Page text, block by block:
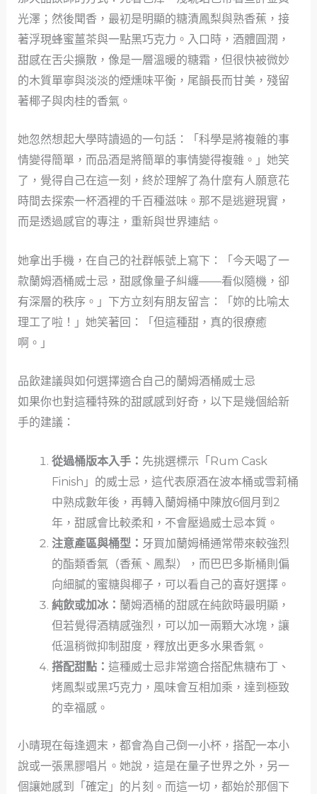
光澤；然後聞香，最初是明顯的糖漬鳳梨與熟香蕉，接
著浮現蜂蜜薑茶與一點黑巧克力。入口時，酒體圓潤，
甜感在舌尖擴散，像是一層溫暖的糖霜，但很快被微妙
的木質單寧與淡淡的煙燻味平衡，尾韻長而甘美，殘留
著椰子與肉桂的香氣。
她忽然想起大學時讀過的一句話：「科學是將複雜的事
情變得簡單，而品酒是將簡單的事情變得複雜。」她笑
了，覺得自己在這一刻，終於理解了為什麼有人願意花
時間去探索一杯酒裡的千百種滋味。那不是逃避現實，
而是透過感官的專注，重新與世界連結。
她拿出手機，在自己的社群帳號上寫下：「今天喝了一
款蘭姆酒桶威士忌，甜感像量子糾纏——看似隨機，卻
有深層的秩序。」下方立刻有朋友留言：「妳的比喻太
理工了啦！」她笑著回：「但這種甜，真的很療癒
啊。」
品飲建議與如何選擇適合自己的蘭姆酒桶威士忌
如果你也對這種特殊的甜感感到好奇，以下是幾個給新
手的建議：
從過桶版本入手： 先挑選標示「Rum Cask
Finish」的威士忌，這代表原酒在波本桶或雪莉桶
中熟成數年後，再轉入蘭姆桶中陳放6個月到2
年，甜感會比較柔和，不會壓過威士忌本質。
注意產區與桶型： 牙買加蘭姆桶通常帶來較強烈
的酯類香氣（香蕉、鳳梨），而巴巴多斯桶則偏
向細膩的蜜糖與椰子，可以看自己的喜好選擇。
純飲或加冰： 蘭姆酒桶的甜感在純飲時最明顯，
但若覺得酒精感強烈，可以加一兩顆大冰塊，讓
低溫稍微抑制甜度，釋放出更多水果香氣。
搭配甜點： 這種威士忌非常適合搭配焦糖布丁、
烤鳳梨或黑巧克力，風味會互相加乘，達到極致
的幸福感。
小晴現在每逢週末，都會為自己倒一小杯，搭配一本小
說或一張黑膠唱片。她說，這是在量子世界之外，另一
個讓她感到「確定」的片刻。而這一切，都始於那個下